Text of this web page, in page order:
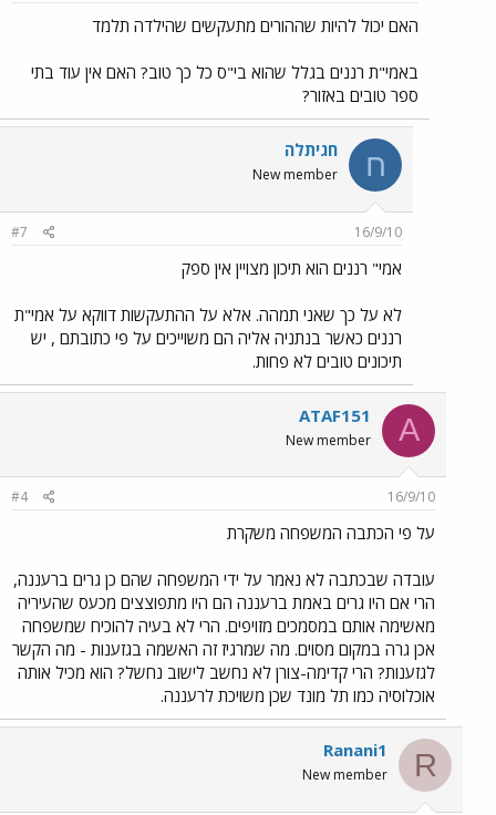
האם יכול להיות שההורים מתעקשים שהילדה תלמד
באמי"ת רננים בגלל שהוא בי"ס כל כך טוב? האם אין עוד בתי
ספר טובים באזור?
ח חגיתלה
New member
16/9/10
#7
אמי" רננים הוא תיכון מצויין אין ספק
לא על כך שאני תמהה. אלא על ההתעקשות דווקא על אמי"ת
רננים כאשר בנתניה אליה הם משוייכים על פי כתובתם , יש
תיכונים טובים לא פחות.
A
ATAF151
New member
16/9/10
#4
על פי הכתבה המשפחה משקרת
עובדה שבכתבה לא נאמר על ידי המשפחה שהם כן גרים ברעננה,
הרי אם היו גרים באמת ברעננה הם היו מתפוצצים מכעס שהעיריה
מאשימה אותם במסמכים מזויפים. הרי לא בעיה להוכיח שמשפחה
אכן גרה במקום מסוים. מה שמרגיז זה האשמה בגזענות - מה הקשר
לגזענות? הרי קדימה-צורן לא נחשב לישוב נחשל? הוא מכיל אותה
אוכלוסיה כמו תל מונד שכן משויכת לרעננה.
R
Ranani1
New member